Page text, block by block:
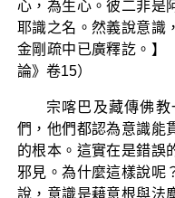
心，為生心。彼二非是
耶識之名。然義說意識
金剛疏中已廣釋訖。】
論》卷15）
宗喀巴及藏傳佛
們，他們都認為意識能
的根本。這實在是錯誤
邪見。為什麼這樣說呢
說，意識是藉意根與法